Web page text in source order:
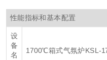
性能指标和基本配置
设
备
名
1700℃箱式气氛炉KSL-